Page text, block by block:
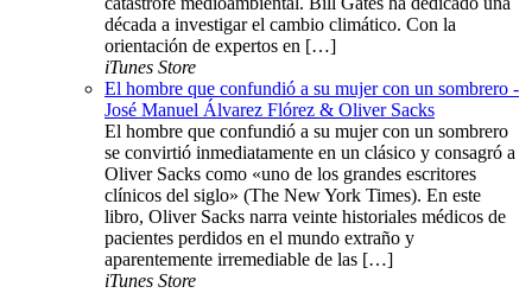
década a investigar el cambio climático. Con la
orientación de expertos en […]
iTunes Store
El hombre que confundió a su mujer con un sombrero -
José Manuel Álvarez Flórez & Oliver Sacks
El hombre que confundió a su mujer con un sombrero
se convirtió inmediatamente en un clásico y consagró a
Oliver Sacks como «uno de los grandes escritores
clínicos del siglo» (The New York Times). En este
libro, Oliver Sacks narra veinte historiales médicos de
pacientes perdidos en el mundo extraño y
aparentemente irremediable de las […]
iTunes Store